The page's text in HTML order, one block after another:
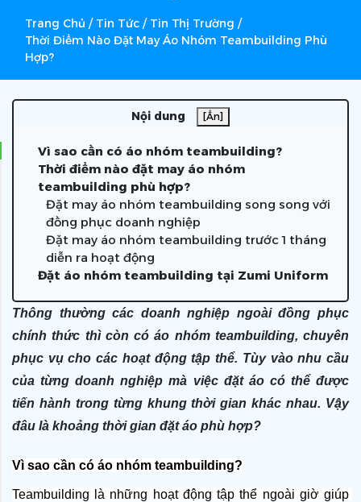
Trang Chủ / Tin Tức / Tin Thị Trường /
Thời Điểm Nào Đặt May Áo Nhóm Teambuilding Phù
Hợp?
Nội dung [Ẩn]
Vì sao cần có áo nhóm teambuilding?
Thời điểm nào đặt may áo nhóm
teambuilding phù hợp?
Đặt may áo nhóm teambuilding song song với
đồng phục doanh nghiệp
Đặt may áo nhóm teambuilding trước 1 tháng
diễn ra hoạt động
Đặt áo nhóm teambuilding tại Zumi Uniform
Thông thường các doanh nghiệp ngoài đồng phục
chính thức thì còn có áo nhóm teambuilding, chuyên
phục vụ cho các hoạt động tập thể. Tùy vào nhu cầu
của từng doanh nghiệp mà việc đặt áo có thể được
tiến hành trong từng khung thời gian khác nhau. Vậy
đâu là khoảng thời gian đặt áo phù hợp?
Vì sao cần có áo nhóm teambuilding?
Teambuilding là những hoạt động tập thể ngoài giờ giúp